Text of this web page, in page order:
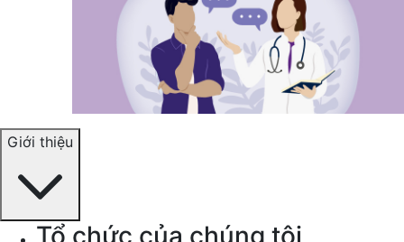
Giới thiệu
Tổ chức của chúng tôi